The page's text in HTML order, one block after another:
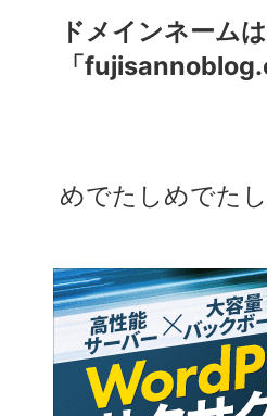
ドメインネーム
「
めでたしめでたし